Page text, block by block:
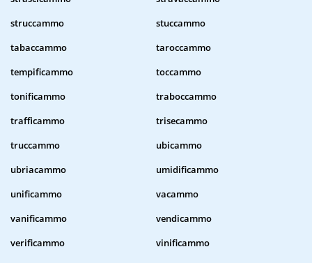
struccammo
stuccammo
tabaccammo
taroccammo
tempificammo
toccammo
tonificammo
traboccammo
trafficammo
trisecammo
truccammo
ubicammo
ubriacammo
umidificammo
unificammo
vacammo
vanificammo
vendicammo
verificammo
vinificammo